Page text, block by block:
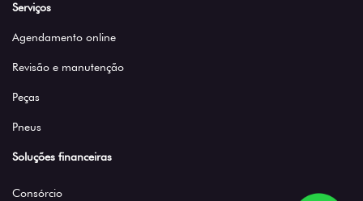
Serviços
Agendamento online
Revisão e manutenção
Peças
Pneus
Soluções financeiras
Consórcio